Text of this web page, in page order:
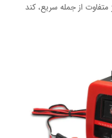
از جمله سریع، کند